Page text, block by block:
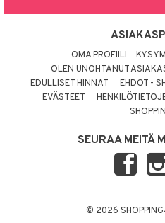
OMA PROFIILI
OLEN UNOHTANUT
EDULLISET HINNAT
EHDOT -
EVÄSTEET
SEURAA MEITÄ
© 2026